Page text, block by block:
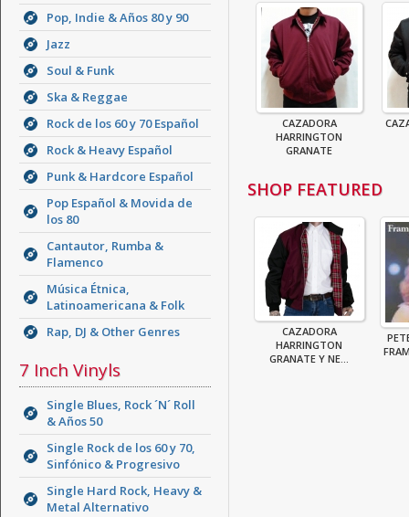
Pop, Indie & Años 80 y 90
Jazz
Soul & Funk
Ska & Reggae
Rock de los 60 y 70 Español
Rock & Heavy Español
Punk & Hardcore Español
Pop Español & Movida de
los 80
Cantautor, Rumba &
Flamenco
Música Étnica,
Latinoamericana & Folk
Rap, DJ & Other Genres
7 Inch Vinyls
Single Blues, Rock ´N´ Roll
& Años 50
Single Rock de los 60 y 70,
Sinfónico & Progresivo
Single Hard Rock, Heavy &
Metal Alternativo
CAZADORA
HARRINGTON
GRANATE
SHOP FEATURED
CAZADORA
HARRINGTON
GRANATE Y NE...